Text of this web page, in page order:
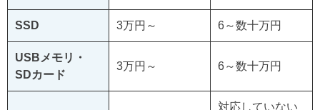
SSD 3万円～ 6～数十万円
USBメモリ・
SDカード
3万円～ 6～数十万円
対応していない